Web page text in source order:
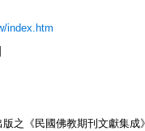
index.htm
之《民國佛教期刊文獻集